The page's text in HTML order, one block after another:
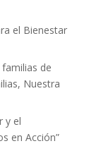
el Bienestar
de
Nuestra
y el
en Acción”